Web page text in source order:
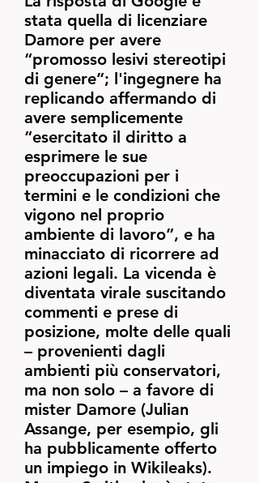
stata quella di licenziare
Damore per avere
“promosso lesivi stereotipi
di genere”; l'ingegnere ha
replicando affermando di
avere semplicemente
“esercitato il diritto a
esprimere le sue
preoccupazioni per i
termini e le condizioni che
vigono nel proprio
ambiente di lavoro”, e ha
minacciato di ricorrere ad
azioni legali. La vicenda è
diventata virale suscitando
commenti e prese di
posizione, molte delle quali
– provenienti dagli
ambienti più conservatori,
ma non solo – a favore di
mister Damore (Julian
Assange, per esempio, gli
ha pubblicamente offerto
un impiego in Wikileaks).